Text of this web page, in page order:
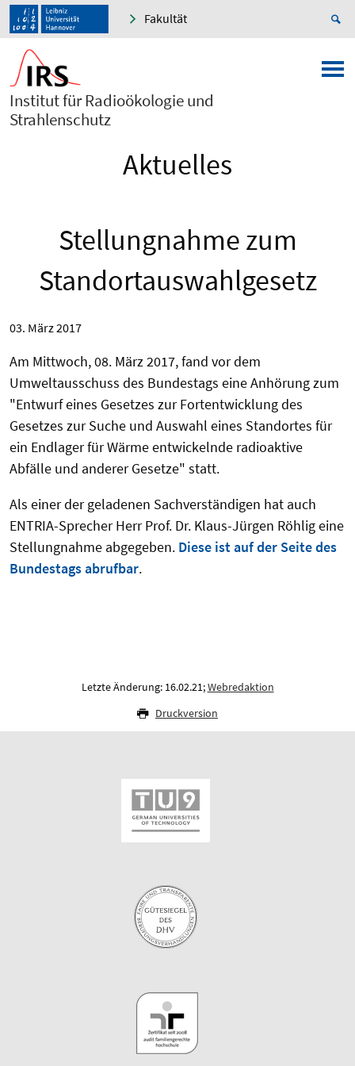
Fakultät
Institut für Radioökologie und
Strahlenschutz
Aktuelles
Stellungnahme zum
Standortauswahlgesetz
03. März 2017
Am Mittwoch, 08. März 2017, fand vor dem
Umweltausschuss des Bundestags eine Anhörung zum
"Entwurf eines Gesetzes zur Fortentwicklung des
Gesetzes zur Suche und Auswahl eines Standortes für
ein Endlager für Wärme entwickelnde radioaktive
Abfälle und anderer Gesetze" statt.
Als einer der geladenen Sachverständigen hat auch
ENTRIA-Sprecher Herr Prof. Dr. Klaus-Jürgen Röhlig eine
Stellungnahme abgegeben. Diese ist auf der Seite des
Bundestags abrufbar.
Letzte Änderung: 16.02.21;Webredaktion
Druckversion